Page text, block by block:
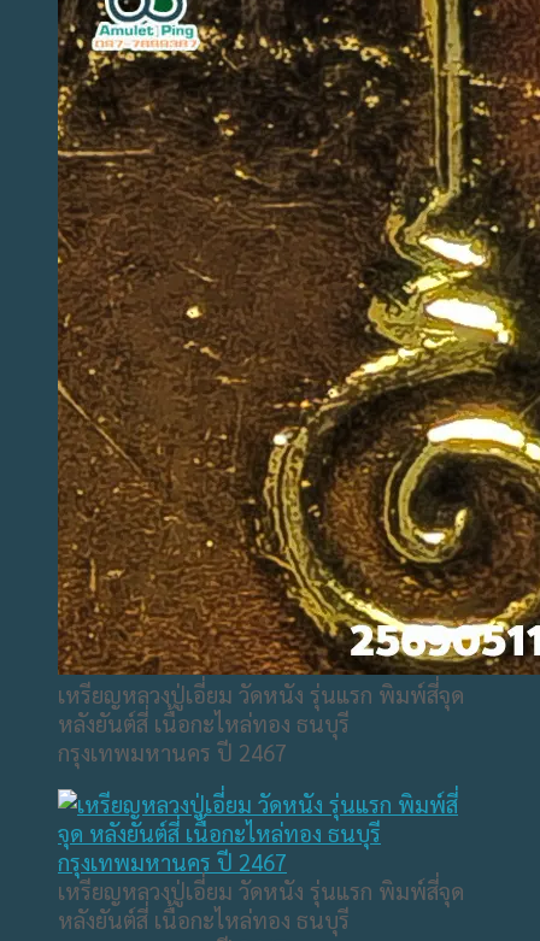
เหรียญหลวงปู่เอี่ยม วัดหนัง รุ่นแรก พิมพ์สี่จุด
หลังยันต์สี่ เนื้อกะไหล่ทอง ธนบุรี
กรุงเทพมหานคร ปี 2467
เหรียญหลวงปู่เอี่ยม วัดหนัง รุ่นแรก พิมพ์สี่จุด
หลังยันต์สี่ เนื้อกะไหล่ทอง ธนบุรี